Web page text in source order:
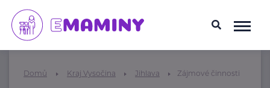
Domů Kraj Vysočina Jihlava Zájmové činnosti